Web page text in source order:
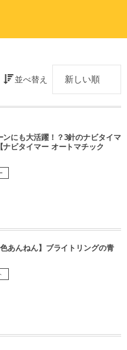
並べ替え
ンにも大活躍！？3針のナビタイマ
ナビタイマー オートマチック
色あんねん】ブライトリングの青